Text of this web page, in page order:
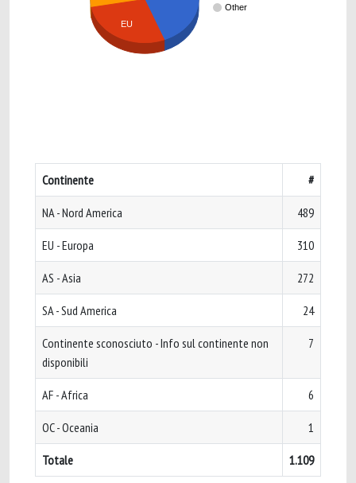
Other
EU
Continente #
NA - Nord America 489
EU - Europa 310
AS - Asia 272
SA - Sud America 24
Continente sconosciuto - Info sul continente non
disponibili
7
AF - Africa 6
OC - Oceania 1
Totale 1.109